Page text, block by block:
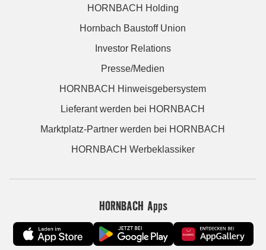
HORNBACH Holding
Hornbach Baustoff Union
Investor Relations
Presse/Medien
HORNBACH Hinweisgebersystem
Lieferant werden bei HORNBACH
Marktplatz-Partner werden bei HORNBACH
HORNBACH Werbeklassiker
HORNBACH Apps